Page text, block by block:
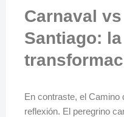
Carnaval
Santiago: la
En contraste, el Camino
reflexión. El peregrino